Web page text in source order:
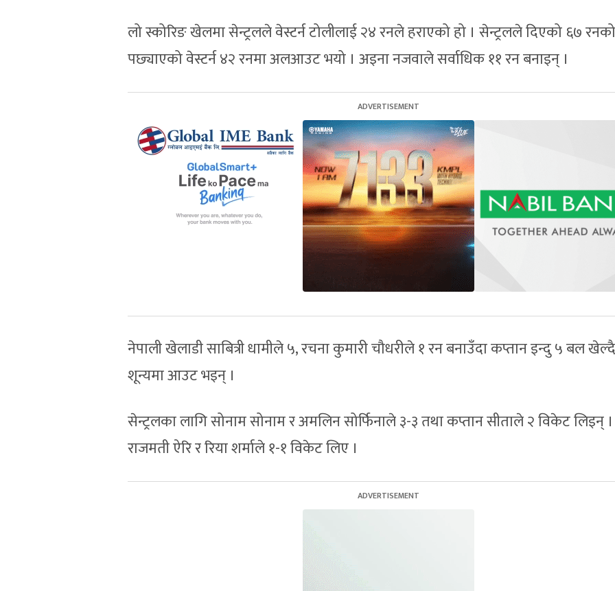
लो स्कोरिङ खेलमा सेन्ट्रलले वेस्टर्न टोलीलाई २४ रनले हराएको हो । सेन्ट्रलले दिएको ६७
पछ्याएको वेस्टर्न ४२ रनमा अलआउट भयो । अइना नजवाले सर्वाधिक ११ रन बनाइन् ।
नेपाली खेलाडी साबित्री धामीले ५, रचना कुमारी चौधरीले १ रन बनाउँदा कप्तान इन्दु ५ बल खेल्दै
शून्यमा आउट भइन् ।
सेन्ट्रलका लागि सोनाम सोनाम र अमलिन सोर्फिनाले ३-३ तथा कप्तान सीताले २ विकेट लिइन् ।
राजमती ऐरि र रिया शर्माले १-१ विकेट लिए ।